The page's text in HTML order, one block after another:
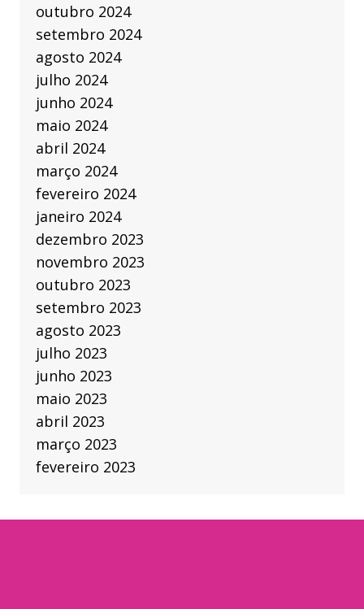
outubro 2024
setembro 2024
agosto 2024
julho 2024
junho 2024
maio 2024
abril 2024
março 2024
fevereiro 2024
janeiro 2024
dezembro 2023
novembro 2023
outubro 2023
setembro 2023
agosto 2023
julho 2023
junho 2023
maio 2023
abril 2023
março 2023
fevereiro 2023